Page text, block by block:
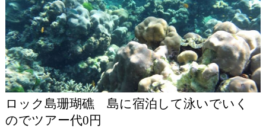
ロック島珊瑚礁 島に宿泊して泳いでいく
のでツアー代0円